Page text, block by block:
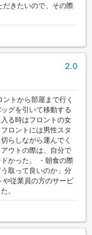
だきたいので、その際
2.0
トから部屋まで行く
グを引いて移動する
る時はフロントの女
ロントには男性スタ
らしながら運んでく
ウトの際は、自分で
かった。 ・朝食の際
取って良いのか」分
や従業員の方のサービ
。